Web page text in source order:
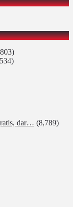
dar… (8,789)